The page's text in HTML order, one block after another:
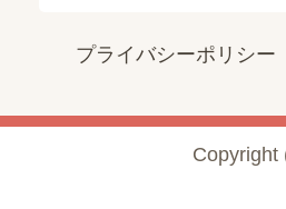
プライバシーポリシー
Copyright